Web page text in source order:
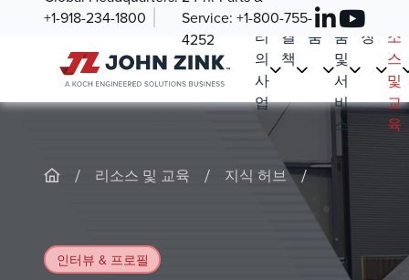
+1-918-234-1800
Service: +1-800-755-
4252
우
리
의
사
업
해
결
책
제
품
부
품
및
서
비
스
시
장
소
스
및
교
육
/ 리소스 및 교육 / 지식 허브 /
인터뷰 & 프로필